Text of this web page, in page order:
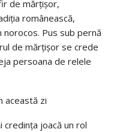
de mărțișor,
românească,
Pus sub pernă
de mărțișor se crede
persoana de relele
această zi
credința joacă un rol